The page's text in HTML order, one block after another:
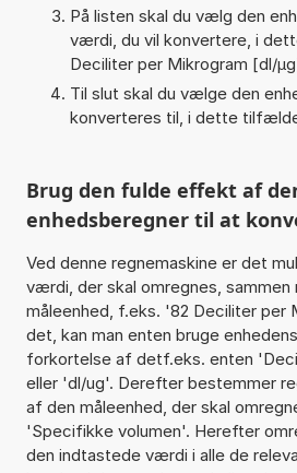
På listen skal du vælg den
værdi, du vil konvertere, i
Deciliter per Mikrogram [dl/
Til slut skal du vælge den
konverteres til, i dette
Brug den fulde effekt af
enhedsberegner til at
Ved denne regnemaskine er det
værdi, der skal omregnes, sammen
måleenhed, f.eks. '82 Deciliter per
det, kan man enten bruge
forkortelse af detf.eks. enten
eller 'dl/ug'. Derefter bestemmer
af den måleenhed, der skal
'Specifikke volumen'. Herefter
den indtastede værdi i alle de